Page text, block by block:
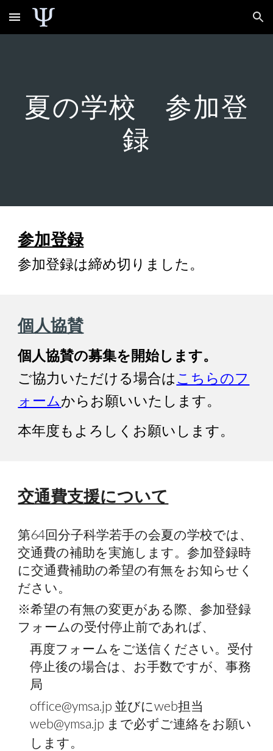
Skip to main content Skip to navigation
夏の学校 参加登
録
参加登録
参加登録は締め切りました。
個人協賛
個人協賛の募集を開始します。
ご協力いただける場合はこちらのフ
ォームからお願いいたします。
本年度もよろしくお願いします。
交通費支援について
第64回分子科学若手の会夏の学校では、
交通費の補助を実施します。参加登録時
に交通費補助の希望の有無をお知らせく
ださい。
※希望の有無の変更がある際、参加登録
フォームの受付停止前であれば、
再度フォームをご送信ください。受付
停止後の場合は、お手数ですが、事務
局
office@ymsa.jp 並びにweb担当
web@ymsa.jp まで必ずご連絡をお願い
します。